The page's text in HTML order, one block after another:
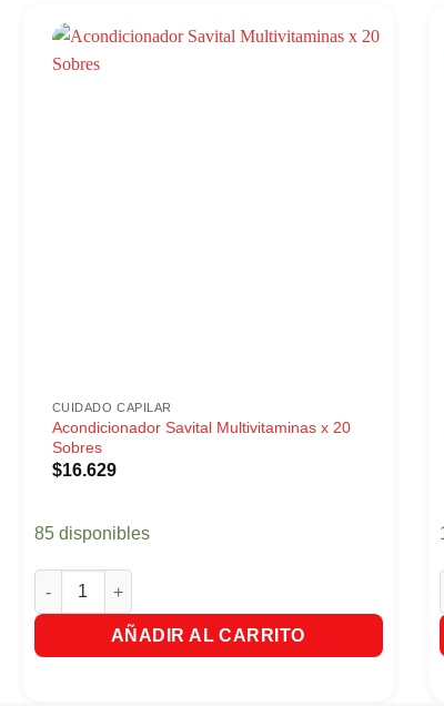
CUIDADO CAPILAR
Acondicionador Savital Multivitaminas x 20
Sobres
$16.629
85 disponibles
Acondicionador Savital Multivitaminas x 20 Sobres
AÑADIR AL CARRITO